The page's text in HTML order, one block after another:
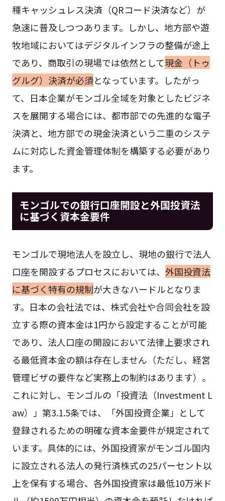
種キャッシュレス決済（QRコード決済など）が
急速に普及しつつあります。しかし、地方部や遊
牧地域においてはデジタルインフラの整備が途上
であり、商取引の現場では依然として現金（トゥ
グルグ）決済が必須となっています。したがっ
て、日本企業がモンゴル全域を対象としたビジネ
スを展開する場合には、都市部での先進的な電子
決済と、地方部での現金決済という二重のシステ
ムに対応した資金管理体制を構築する必要があり
ます。
モンゴルでの銀行口座開設と外国投資法
に基づく資本金要件
モンゴルで現地法人を設立し、現地の銀行で法人
口座を開設するプロセスにおいては、 外国投資法
に基づく特有の規制が大きなハードルとなりま
す。日本の会社法では、株式会社や合同会社を設
立する際の資本金は1円から設定することが可能
であり、法人口座の開設において法律上要求され
る最低資本金の額は存在しません（ただし、経営
管理ビザの要件など実務上の制約はあります）。
これに対し、モンゴルの「投資法（Investment L
aw）」第3.1.5条では、「外国投資企業」として
登録されるための明確な資本金要件が規定されて
います。具体的には、外国投資家がモンゴル国内
に設立される法人の発行済株式の25パーセント以
上を保有する場合、各外国投資家は最低10万米ド